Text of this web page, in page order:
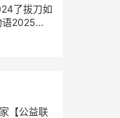
了拔刀如
2025年
【公益联